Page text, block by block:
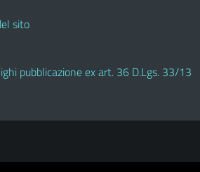
sito
pubblicazione ex art. 36 D.Lgs. 33/13